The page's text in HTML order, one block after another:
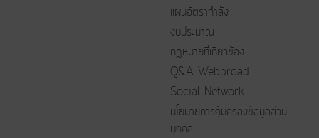
แผนอัตรากำลัง
งบประมาณ
กฎหมายที่เกี่ยวข้อง
Q&A Webbroad
Social Network
นโยบายการคุ้มครองข้อมูลส่วน
บุคคล